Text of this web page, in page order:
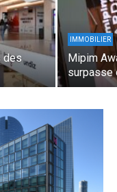
des
IMMOBILIER
Mipim
surpasse